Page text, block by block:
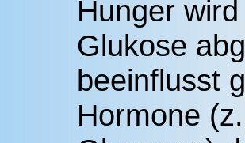
Hunger
Glukose
beeinflusst
Hormone